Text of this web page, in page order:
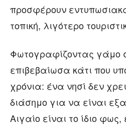
προσφέρουν
τοπική, λιγότερο
Φωτογραφίζοντας γάμο
επιβεβαίωσα κάτι που
χρόνια: ένα νησί δεν
διάσημο για να είναι
Αιγαίο είναι το ίδιο φως,